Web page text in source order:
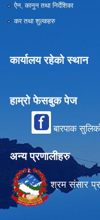
ऐन, कानुन तथा निर्देशिका
कर तथा शुल्कहरु
कार्यालय रहेको स्थान
हाम्रो फेसबुक पेज
बारपाक
अन्य प्रणालीहरु
श्रम संसार